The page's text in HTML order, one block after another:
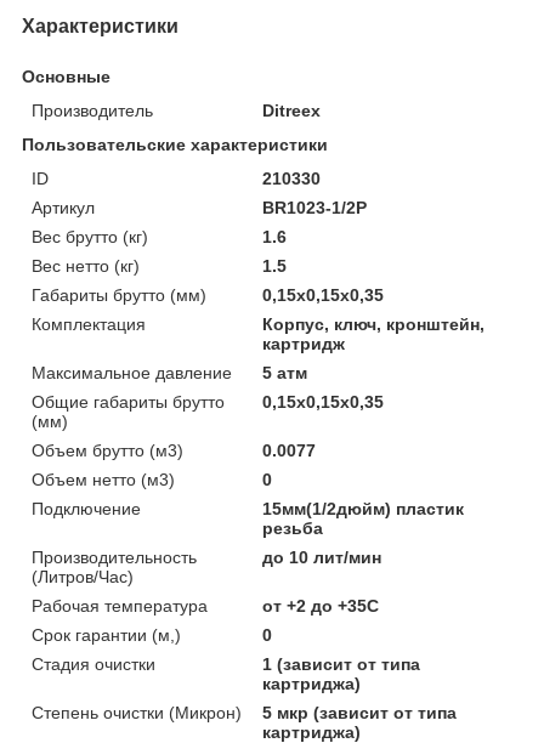
Характеристики
Основные
Производитель
Ditreex
Пользовательские характеристики
ID
210330
Артикул
BR1023-1/2P
Вес брутто (кг)
1.6
Вес нетто (кг)
1.5
Габариты брутто (мм)
0,15x0,15x0,35
Комплектация
Корпус, ключ, кронштейн,
картридж
Максимальное давление
5 атм
Общие габариты брутто
(мм)
0,15x0,15x0,35
Объем брутто (м3)
0.0077
Объем нетто (м3)
0
Подключение
15мм(1/2дюйм) пластик
резьба
Производительность
(Литров/Час)
до 10 лит/мин
Рабочая температура
от +2 до +35С
Срок гарантии (м,)
0
Стадия очистки
1 (зависит от типа
картриджа)
Степень очистки (Микрон)
5 мкр (зависит от типа
картриджа)